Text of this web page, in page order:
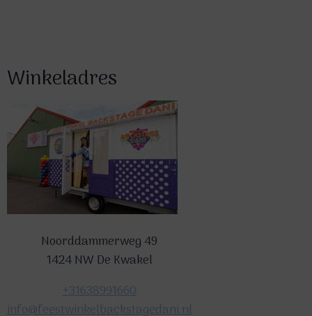
Winkeladres
Noorddammerweg 49
1424 NW De Kwakel
+31638991660
info@feestwinkelbackstagedani.nl